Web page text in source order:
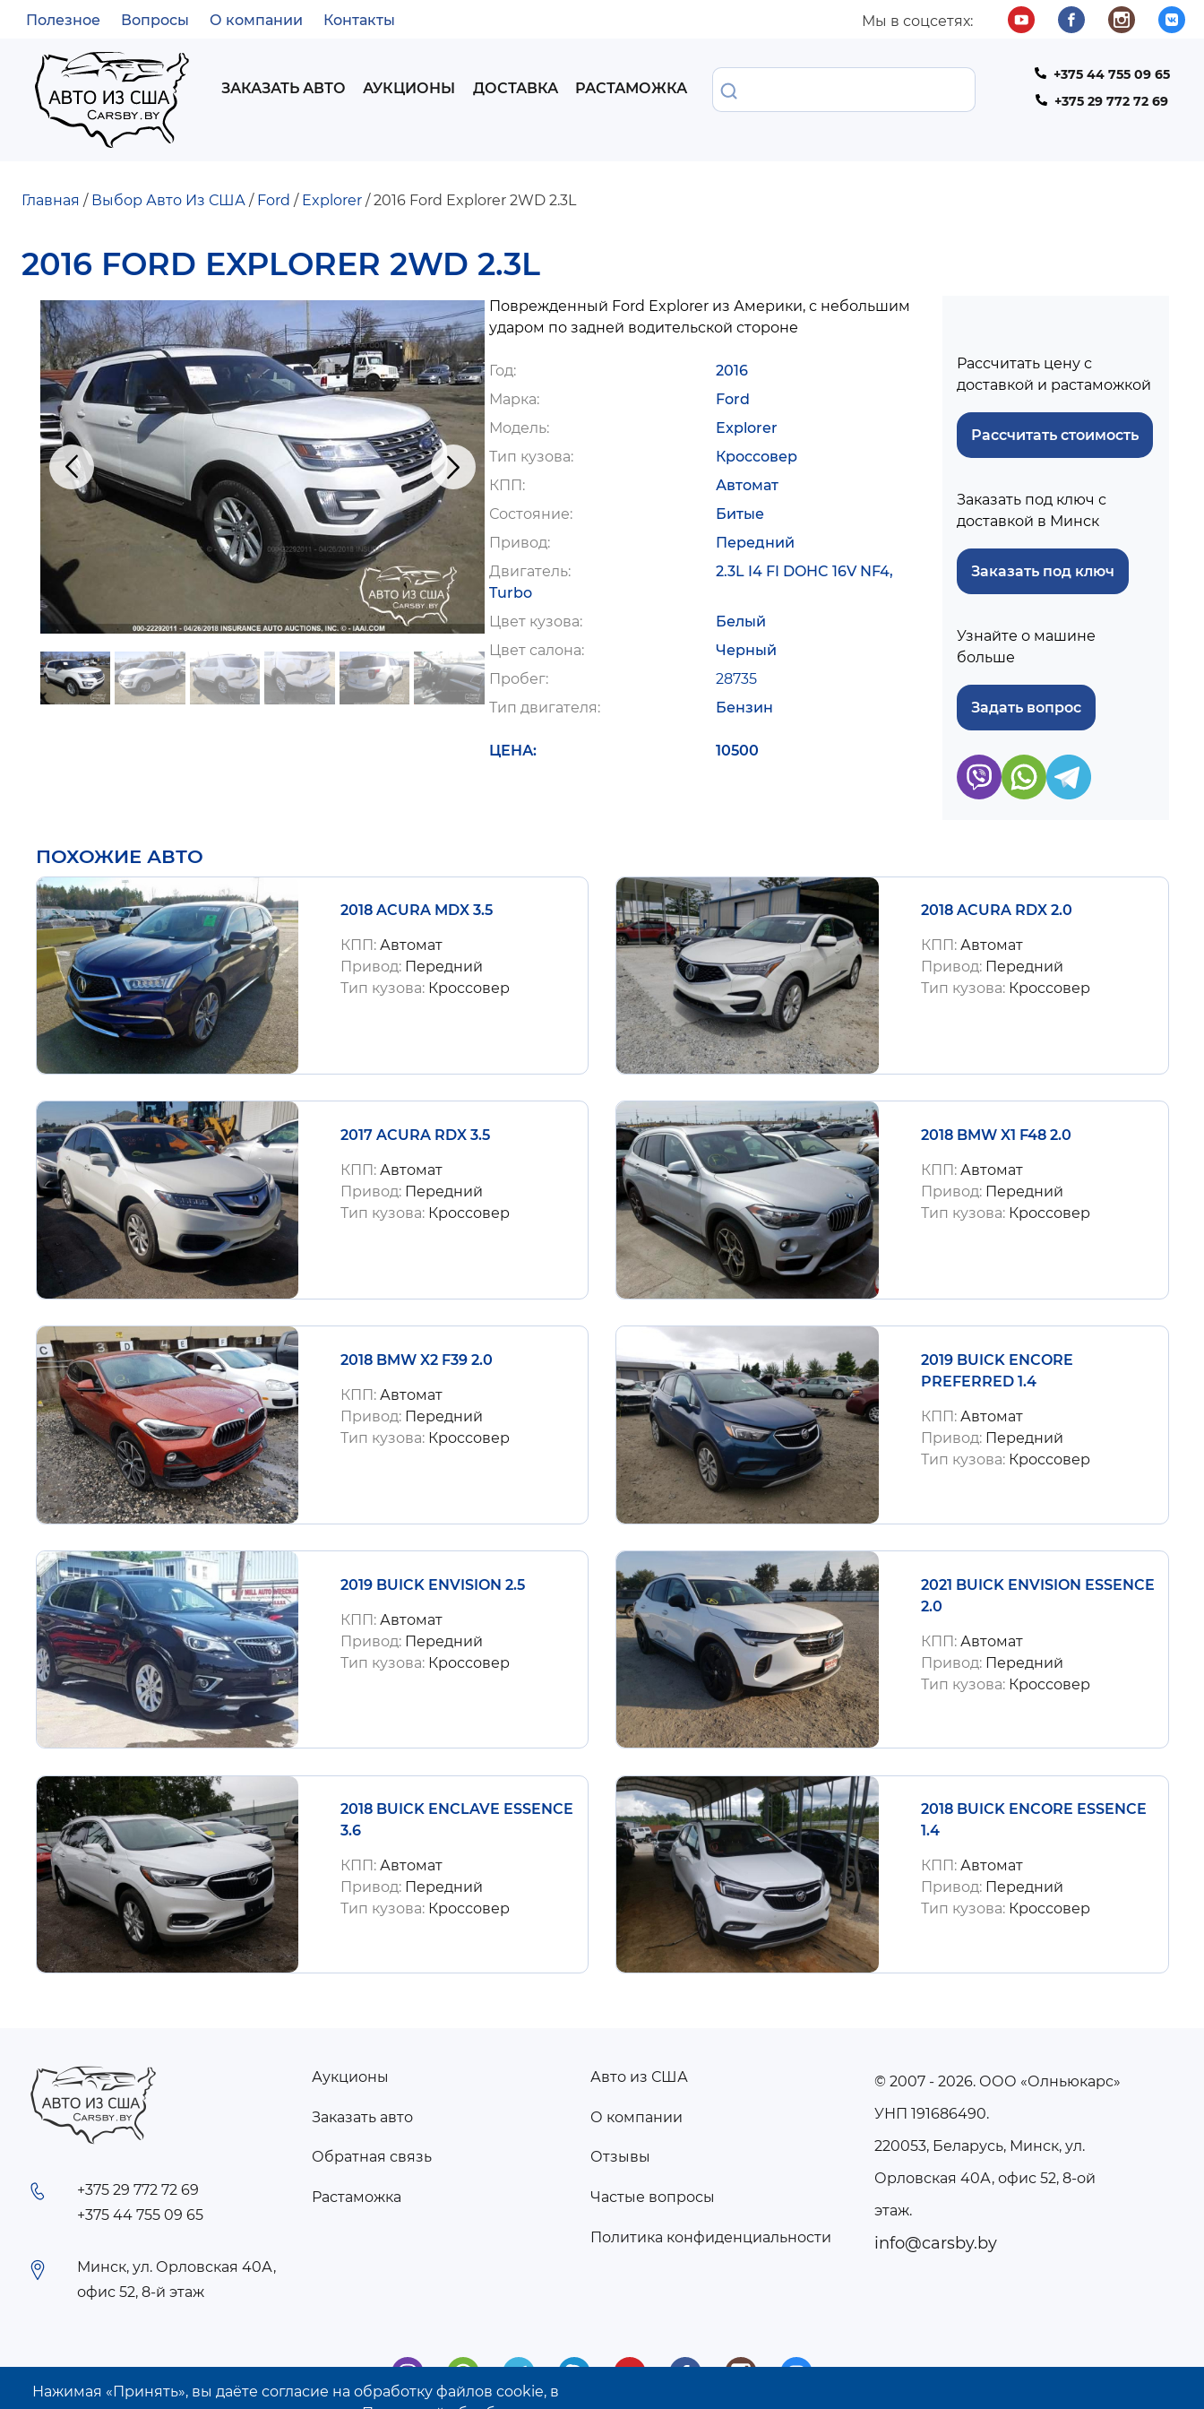
МЕНЮ
Полезное Вопросы О компании Контакты Мы в соцсетях:
MAIN
ЗАКАЗАТЬ АВТО АУКЦИОНЫ ДОСТАВКА РАСТАМОЖКА Найти
ТЕЛЕФОН
+375 44 755 09 65
+375 29 772 72 69
НАВИГАЦИИ
Главная Выбор Авто Из США Ford Explorer 2016 Ford Explorer 2WD 2.3L
2016 FORD EXPLORER 2WD 2.3L
Поврежденный Ford Explorer из Америки, с небольшим
ударом по задней водительской стороне
Год
2016
Марка
Ford
Модель
Explorer
Тип кузова
Кроссовер
КПП
Автомат
Состояние
Битые
Привод
Передний
Двигатель
2.3L I4 FI DOHC 16V NF4,
Turbo
Цвет кузова
Белый
Цвет салона
Черный
Пробег
28735
Тип двигателя
Бензин
ЦЕНА 10500
Рассчитать цену с
доставкой и растаможкой
Рассчитать стоимость
Заказать под ключ с
доставкой в Минск
Заказать под ключ
Узнайте о машине
больше
Задать вопрос
ПОХОЖИЕ АВТО
2018 ACURA MDX 3.5
КПП:Автомат
Привод: Передний
Тип кузова: Кроссовер
2018 ACURA RDX 2.0
КПП: Автомат
Привод: Передний
Тип кузова: Кроссовер
2017 ACURA RDX 3.5
КПП:Автомат
Привод: Передний
Тип кузова: Кроссовер
2018 BMW X1 F48 2.0
КПП: Автомат
Привод: Передний
Тип кузова: Кроссовер
2018 BMW X2 F39 2.0
КПП:Автомат
Привод: Передний
Тип кузова: Кроссовер
2019 BUICK ENCORE
PREFERRED 1.4
КПП: Автомат
Привод: Передний
Тип кузова: Кроссовер
2019 BUICK ENVISION 2.5
КПП:Автомат
Привод: Передний
Тип кузова: Кроссовер
2021 BUICK ENVISION ESSENCE
2.0
КПП: Автомат
Привод: Передний
Тип кузова: Кроссовер
2018 BUICK ENCLAVE ESSENCE
3.6
КПП:Автомат
Привод: Передний
Тип кузова: Кроссовер
2018 BUICK ENCORE ESSENCE
1.4
КПП: Автомат
Привод: Передний
Тип кузова: Кроссовер
Нажимая «Принять», вы даёте согласие на обработку файлов cookie, в
+375 29 772 72 69
+375 44 755 09 65
Минск, ул. Орловская 40А,
офис 52, 8-й этаж
MENU
Аукционы
Заказать авто
Обратная связь
Растаможка
2
Авто из США
О компании
Отзывы
Частые вопросы
Политика конфиденциальности
© 2007 - 2026. ООО «Олньюкарс»
УНП 191686490.
220053, Беларусь, Минск, ул.
Орловская 40А, офис 52, 8-ой
этаж.
info@carsby.by